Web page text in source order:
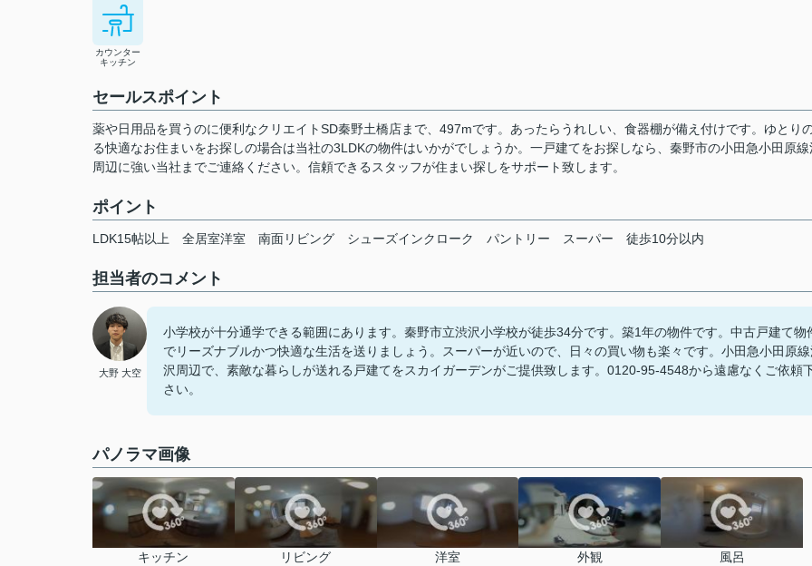
カウンター
キッチン
セールスポイント
薬や日用品を買うのに便利なクリエイトSD秦野土橋店まで、497mです。あったらうれしい、食器棚が備え付けです。ゆとり
る快適なお住まいをお探しの場合は当社の3LDKの物件はいかがでしょうか。一戸建てをお探しなら、秦野市の小田急小田原線
周辺に強い当社までご連絡ください。信頼できるスタッフが住まい探しをサポート致します。
ポイント
LDK15帖以上 全居室洋室 南面リビング シューズインクローク パントリー スーパー 徒歩10分以内
担当者のコメント
大野 大空
小学校が十分通学できる範囲にあります。秦野市立渋沢小学校が徒歩34分です。築1年の物件です。中古戸建て物
でリーズナブルかつ快適な生活を送りましょう。スーパーが近いので、日々の買い物も楽々です。小田急小田原
沢周辺で、素敵な暮らしが送れる戸建てをスカイガーデンがご提供致します。0120-95-4548から遠慮なくご依頼
さい。
パノラマ画像
キッチン リビング 洋室 外観 風呂